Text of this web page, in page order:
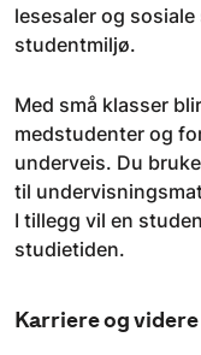
lesesaler og
studentmiljø.
Med små klasser
medstudenter og
underveis. Du
til
I tillegg vil en
studietiden.
Karriere og